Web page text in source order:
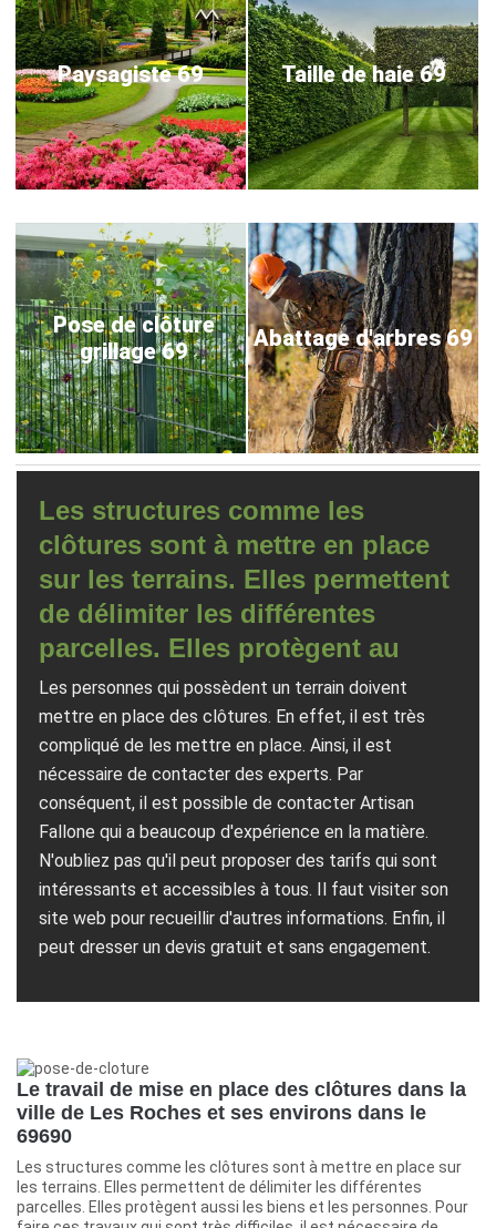
Paysagiste 69 Taille de haie 69
Pose de clôture
grillage 69
Abattage d'arbres 69
Les structures comme les
clôtures sont à mettre en place
sur les terrains. Elles permettent
de délimiter les différentes
parcelles. Elles protègent au
Les personnes qui possèdent un terrain doivent
mettre en place des clôtures. En effet, il est très
compliqué de les mettre en place. Ainsi, il est
nécessaire de contacter des experts. Par
conséquent, il est possible de contacter Artisan
Fallone qui a beaucoup d'expérience en la matière.
N'oubliez pas qu'il peut proposer des tarifs qui sont
intéressants et accessibles à tous. Il faut visiter son
site web pour recueillir d'autres informations. Enfin, il
peut dresser un devis gratuit et sans engagement.
Le travail de mise en place des clôtures dans la
ville de Les Roches et ses environs dans le
69690
Les structures comme les clôtures sont à mettre en place sur
les terrains. Elles permettent de délimiter les différentes
parcelles. Elles protègent aussi les biens et les personnes. Pour